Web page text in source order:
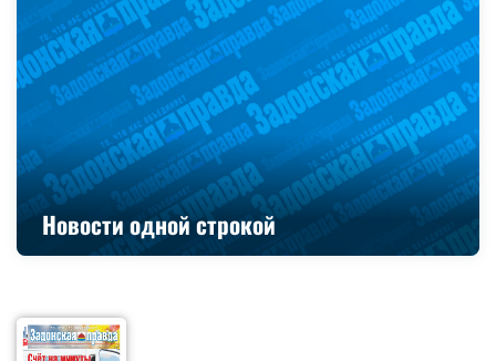
Новости одной строкой